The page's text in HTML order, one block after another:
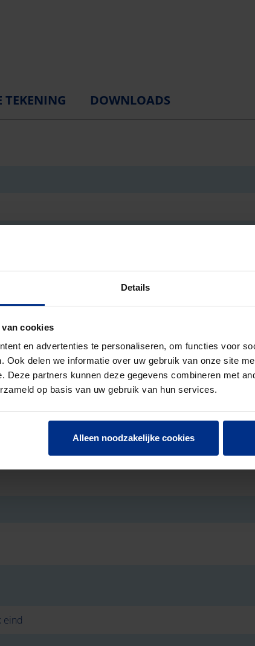
Details
cookies
en advertenties te personaliseren, om functies voor
Ook delen we informatie over uw gebruik van onze site
Deze partners kunnen deze gegevens combineren met
op basis van uw gebruik van hun services.
Alleen noodzakelijke cookies
TEKENING DOWNLOADS
eind